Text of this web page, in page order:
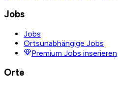
Jobs
Jobs
Ortsunabhängige Jobs
Premium Jobs inserieren
Orte